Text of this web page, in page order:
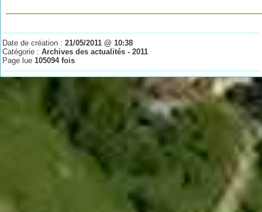
Date de création :21/05/2011 @ 10:38
Catégorie :Archives des actualités - 2011
Page lue 105094 fois